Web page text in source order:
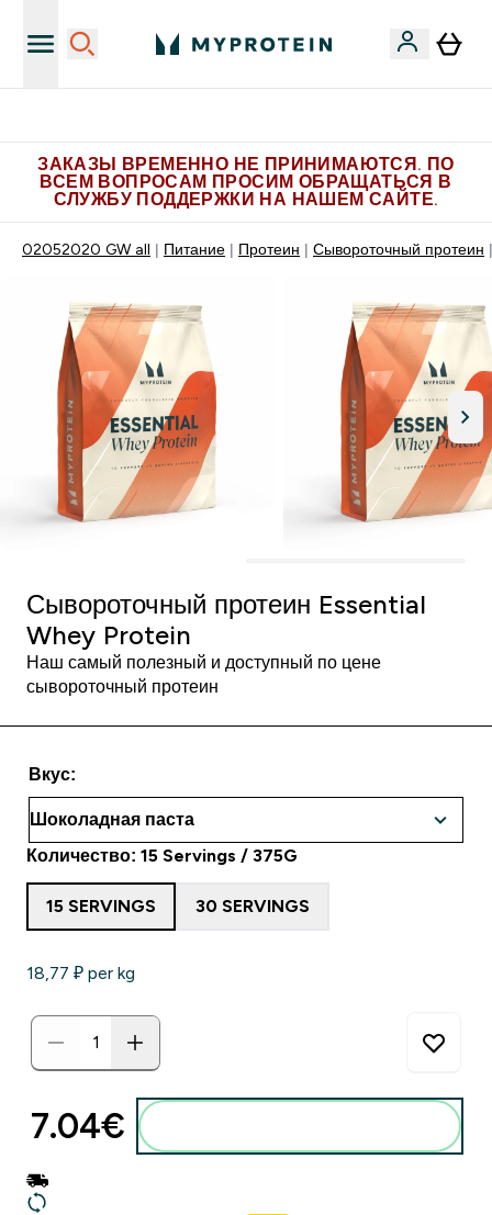
ЗАКАЗЫ ВРЕМЕННО НЕ ПРИНИМАЮТСЯ. ПО
ВСЕМ ВОПРОСАМ ПРОСИМ ОБРАЩАТЬСЯ В
СЛУЖБУ ПОДДЕРЖКИ НА НАШЕМ САЙТЕ.
02052020 GW all Питание Протеин Сывороточный протеин
Сывороточный протеин Essential
Whey Protein
Наш самый полезный и доступный по цене
сывороточный протеин
Вкус:
Количество: 15 Servings / 375G
15 SERVINGS 30 SERVINGS
18,77 ₽‎ per kg
7.04€‎